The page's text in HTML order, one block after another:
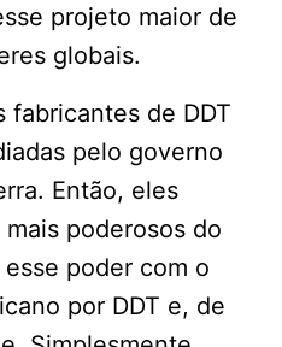
projeto maior de
globais.
fabricantes de DDT
pelo governo
Então, eles
poderosos do
poder com o
por DDT e, de